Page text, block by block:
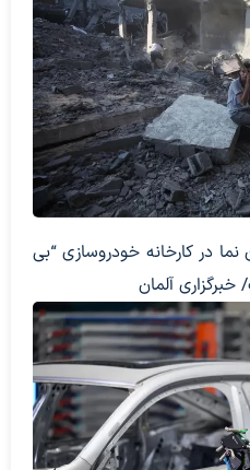
نما در کارخانه خودروسازی “بی
خبرگزاری آلمان